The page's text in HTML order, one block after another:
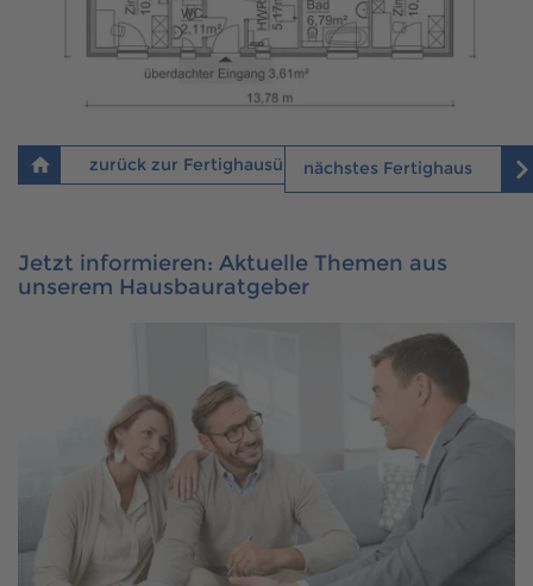
zurück zur Fertighausübersichtnächstes Fertighaus
Jetzt informieren: Aktuelle Themen aus
unserem Hausbauratgeber